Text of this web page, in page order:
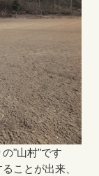
"山村"です
ことが出来、